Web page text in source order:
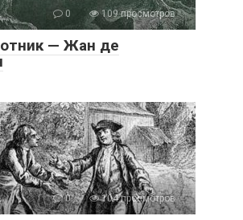
0 109 просмотров
— Жан де
0 104 просмотров